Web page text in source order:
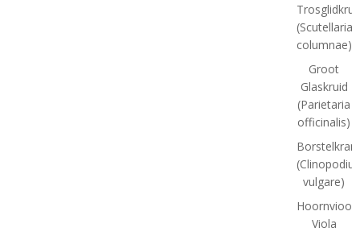
(Scutellaria
columnae)
Groot
Glaskruid
(Parietaria
officinalis)
vulgare)
Viola